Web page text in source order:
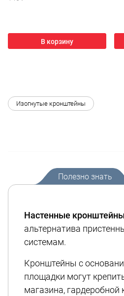
В корзину
Изогнутые кронштейны
Полезно знать
Настенные кронштейны
альтернатива
системам.
Кронштейны с
площадки могут
магазина,